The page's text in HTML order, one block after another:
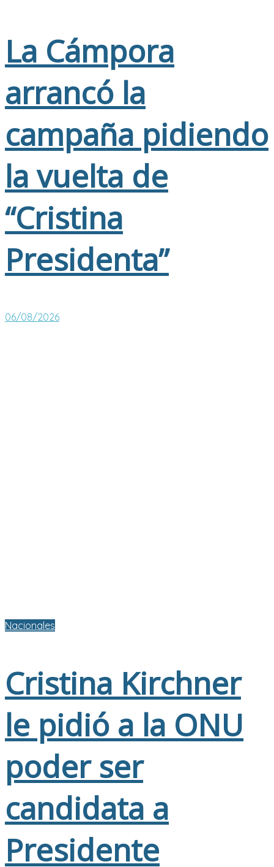
La Cámpora
arrancó la
campaña pidiendo
la vuelta de
“Cristina
Presidenta”
06/08/2026
Nacionales
Cristina Kirchner
le pidió a la ONU
poder ser
candidata a
Presidente